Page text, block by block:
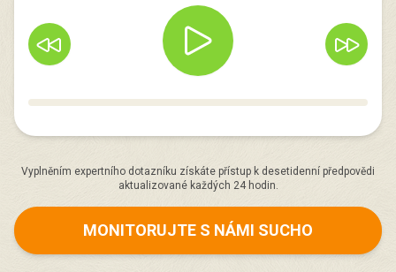
Vyplněním expertního dotazníku získáte přístup k desetidenní předpovědi
aktualizované každých 24 hodin.
MONITORUJTE S NÁMI SUCHO